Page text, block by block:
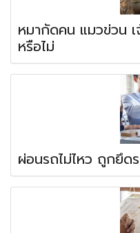
หมากัดคน แมวข่วน
หรือไม่
ผ่อนรถไม่ไหว ถูกยึด